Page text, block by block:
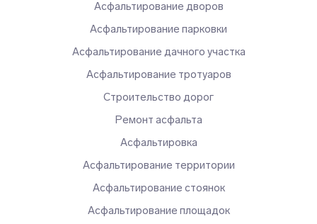
Асфальтирование дворов
Асфальтирование парковки
Асфальтирование дачного участка
Асфальтирование тротуаров
Строительство дорог
Ремонт асфальта
Асфальтировка
Асфальтирование территории
Асфальтирование стоянок
Асфальтирование площадок